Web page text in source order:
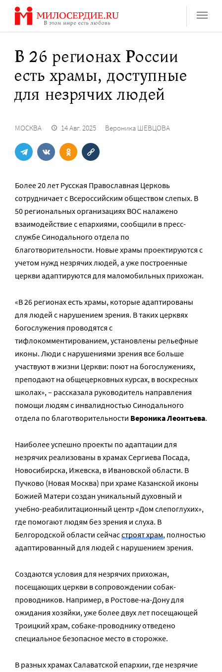
Перейти
содержанию
В 26 регионах России
есть храмы, доступные
для незрячих людей
МОСКВА 14 Авг. 2025 Вероника ШЕВЦОВА
Более 20 лет Русская Православная Церковь
сотрудничает с Всероссийским обществом слепых. В
50 региональных организациях ВОС налажено
взаимодействие с епархиями, сообщили в пресс-
службе Синодального отдела по
благотворительности. Новые храмы проектируются с
учетом нужд незрячих людей, а уже построенные
церкви адаптируются для маломобильных прихожан.
«В 26 регионах есть храмы, которые адаптированы
для людей с нарушением зрения. В таких церквях
богослужения проводятся с
тифлокомментированием, установлены рельефные
иконы. Люди с нарушениями зрения все больше
участвуют в жизни Церкви: поют на богослужениях,
преподают на общецерковных курсах, в воскресных
школах», – рассказала руководитель направления
помощи людям с инвалидностью Синодального
отдела по благотворительности Вероника Леонтьева.
Наиболее успешно проекты по адаптации для
незрячих реализованы в храмах Сергиева Посада,
Новосибирска, Ижевска, в Ивановской области. В
Пучково (Новая Москва) при храме Казанской иконы
Божией Матери создан уникальный духовный и
учебно-реабилитационный центр «Дом слепоглухих»,
где помогают людям без зрения и слуха. В
Белгородской области сейчасстроят храм, полностью
адаптированный для людей с нарушением зрения.
Создаются условия для незрячих прихожан,
посещающих церкви в сопровождении собак-
проводников. Например, в Ростове-на-Дону для
ожидания хозяйки, уже более двух лет посещающей
Троицкий храм, собаке-проводнику отведено
специальное безопасное место в сторожке.
В разных храмах Салаватской епархии, где незрячие